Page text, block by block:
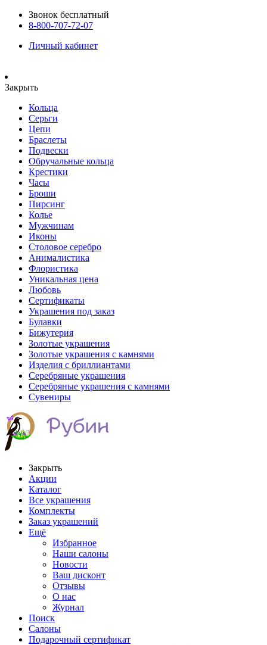
Звонок бесплатный
8-800-707-72-07
Личный кабинет
Закрыть
Кольца
Серьги
Цепи
Браслеты
Подвески
Обручальные кольца
Крестики
Часы
Броши
Пирсинг
Колье
Мужчинам
Иконы
Столовое серебро
Анималистика
Флористика
Уникальная цена
Любовь
Сертификаты
Украшения под заказ
Булавки
Бижутерия
Золотые украшения
Золотые украшения с камнями
Изделия с бриллиантами
Серебряные украшения
Серебряные украшения с камнями
Сувениры
Закрыть
Акции
Каталог
Все украшения
Комплекты
Заказ украшений
Ещё
Избранное
Наши салоны
Новости
Ваш дисконт
Отзывы
О нас
Журнал
Поиск
Салоны
Подарочный сертификат